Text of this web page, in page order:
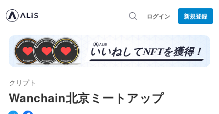
ログイン 新規登録
クリプト
Wanchain北京ミートアップ